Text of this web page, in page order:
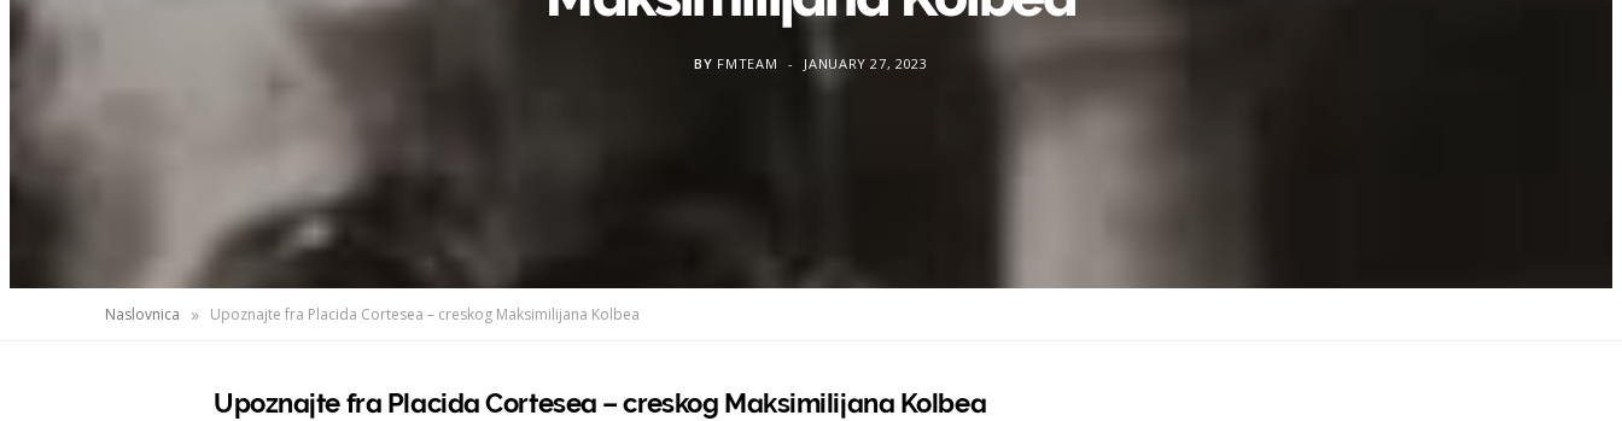
BY FMTEAM JANUARY 27, 2023
Naslovnica » Upoznajte fra Placida Cortesea – creskog Maksimilijana Kolbea
Upoznajte fra Placida Cortesea – creskog Maksimilijana Kolbea